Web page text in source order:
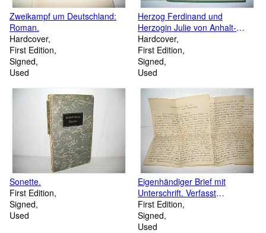
Zweikampf um Deutschland:
Roman.
Hardcover
First Edition
Signed
Used
Herzog Ferdinand und
Herzogin Julie von Anhalt-
Cöthen: Eine
religionsgeschichtliche und
religionspsychologische Studie.
Hardcover
First Edition
Signed
Used
Sonette.
First Edition
Signed
Used
Eigenhändiger Brief mit
Unterschrift. Verfasst
Rautenberg, 23. Jan. (19)15,
auf Vorposten;
First Edition
Signed
Used